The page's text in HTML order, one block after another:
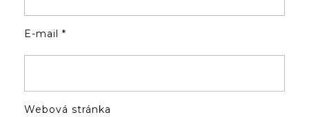
E-mail *
Webová stránka